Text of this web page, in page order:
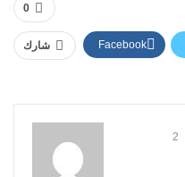
0
شارك Facebook
2